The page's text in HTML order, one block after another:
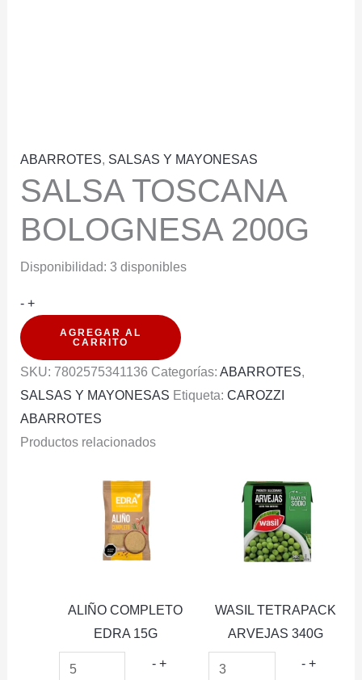
ABARROTES, SALSAS Y MAYONESAS
SALSA TOSCANA
BOLOGNESA 200G
Disponibilidad: 3 disponibles
- SALSA
TOSCANA
BOLOGNESA
200G
cantidad
+
AGREGAR AL
CARRITO
SKU: 7802575341136 Categorías: ABARROTES,
SALSAS Y MAYONESAS Etiqueta: CAROZZI
ABARROTES
Productos relacionados
ALIÑO COMPLETO
EDRA 15G
- ALIÑO
+
WASIL TETRAPACK
ARVEJAS 340G
- WASIL
+